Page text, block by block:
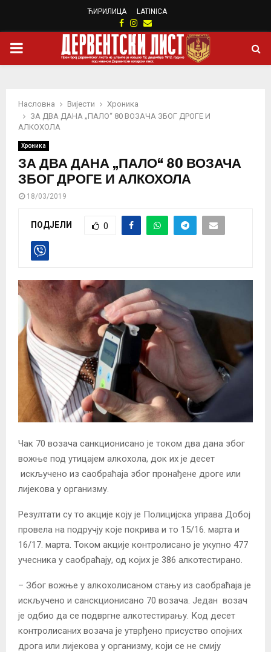
ЋИРИЛИЦА LATINICA
Facebook
Instagram
Email
PRIMARY
Насловна Вијести
Хроника
ЗА ДВА ДАНА „ПАЛО“ 80 ВОЗАЧА ЗБОГ ДРОГЕ И
АЛКОХОЛА
Хроника
ЗА ДВА ДАНА „ПАЛО“ 80 ВОЗАЧА
ЗБОГ ДРОГЕ И АЛКОХОЛА
18/03/2019
ПОДЈЕЛИ 0
Чак 70 возача санкционисано је током два дана због
вожње под утицајем алкохола, док их је десет
искључено из саобраћаја због пронађене дроге или
лијекова у организму.
Резултати су то акције коју је Полицијска управа Добој
провела на подручју које покрива и то 15/16. марта и
16/17. марта. Током акције контролисано је укупно 477
учесника у саобраћају, од којих је 386 алкотестирано.
– Због вожње у алкохолисаном стању из саобраћаја је
искључено и санскционисано 70 возача. Један возач
је одбио да се подвргне алкотестирању. Код десет
контролисаних возача је утврђено присуство опојних
дрога или лијекова у организму, који се не смију